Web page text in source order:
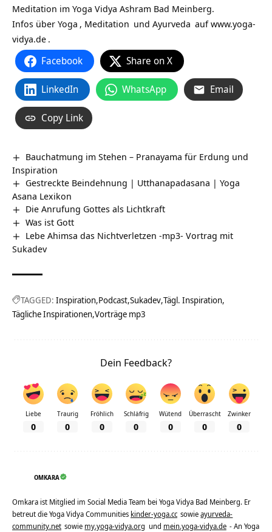
Meditation im Yoga Vidya Ashram Bad Meinberg.
Infos über Yoga , Meditation und Ayurveda aufwww.yoga-
vidya.de .
Facebook Share on X
LinkedIn WhatsApp Email
Copy Link
Bauchatmung im Stehen – Pranayama für Erdung und
Inspiration
Gestreckte Beindehnung | Utthanapadasana | Yoga
Asana Lexikon
Die Anrufung Gottes als Lichtkraft
Was ist Gott
Lebe Ahimsa das Nichtverletzen -mp3- Vortrag mit
Sukadev
TAGGED: Inspiration Podcast Sukadev Tägl. Inspiration
Tägliche Inspirationen Vorträge mp3
Dein Feedback?
Liebe
0
Traurig
0
Fröhlich
0
Schläfrig
0
Wütend
0
Überrascht
0
Zwinker
0
OMKARA
Omkara ist Mitglied im Social Media Team bei Yoga Vidya Bad Meinberg. Er
betreut die Yoga Vidya Communities kinder-yoga.cc sowieayurveda-
community.net sowie my.yoga-vidya.org und mein.yoga-vidya.de - An Yoga